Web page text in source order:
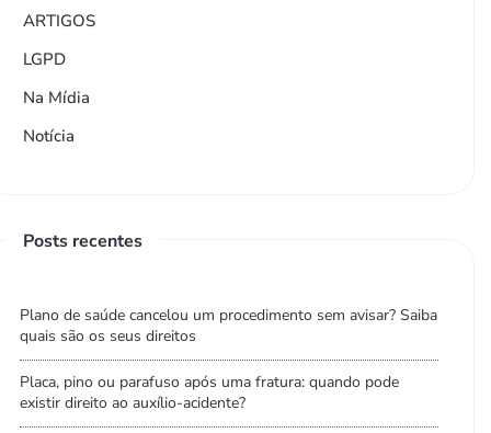
ARTIGOS
LGPD
Na Mídia
Notícia
Posts recentes
Plano de saúde cancelou um procedimento sem avisar? Saiba
quais são os seus direitos
Placa, pino ou parafuso após uma fratura: quando pode
existir direito ao auxílio-acidente?